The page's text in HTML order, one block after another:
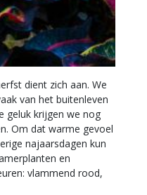
dient zich aan. We
van het buitenleven
geluk krijgen we nog
Om dat warme gevoel
najaarsdagen kun
en
vlammend rood,